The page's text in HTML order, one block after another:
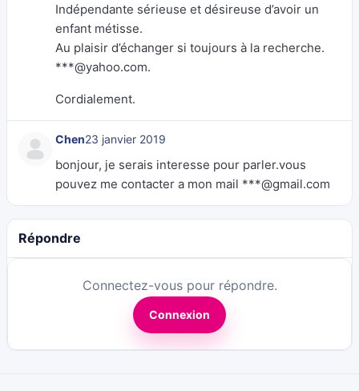
Indépendante sérieuse et désireuse d’avoir un
enfant métisse.
Au plaisir d’échanger si toujours à la recherche.
***@yahoo.com.
Cordialement.
Chen23 janvier 2019
bonjour, je serais interesse pour parler.vous
pouvez me contacter a mon mail ***@gmail.com
Répondre
Connectez-vous pour répondre.
Connexion